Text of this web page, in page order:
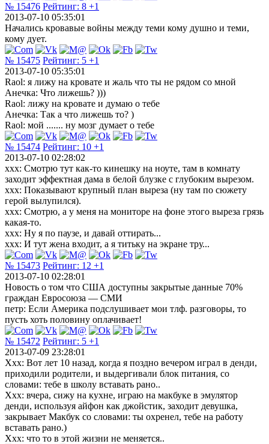
№ 15476 Рейтинг: 8 +1
2013-07-10 05:35:01
Начались кровавые войны между теми кому душно и теми,
кому дует.
№ 15475 Рейтинг: 5 +1
2013-07-10 05:35:01
Raol: я лижу на кровате и жаль что ты не рядом со мной
Анечка: Что лижешь? )))
Raol: лижу на кровате и думаю о тебе
Анечка: Так а что лижешь то? )
Raol: мой ....... ну мозг думает о тебе
№ 15474 Рейтинг: 10 +1
2013-07-10 02:28:02
xxx: Смотрю тут как-то кинешку на ноуте, там в комнату
заходит эффектная дама в белой блузке с глубоким вырезом.
xxx: Показывают крупный план выреза (ну там по сюжету
герой вылупился).
xxx: Смотрю, а у меня на мониторе на фоне этого выреза грязь
какая-то.
xxx: Ну я по паузе, и давай оттирать...
xxx: И тут жена входит, а я титьку на экране тру...
№ 15473 Рейтинг: 12 +1
2013-07-10 02:28:01
Новость о том что США доступны закрытые данные 70%
граждан Евросоюза — СМИ
петр: Если Америка подслушивает мои тлф. разговоры, то
пусть хоть половину оплачивает!
№ 15472 Рейтинг: 5 +1
2013-07-09 23:28:01
Xxx: Вот лет 10 назад, когда я поздно вечером играл в денди,
приходили родители, и выдергивали блок питания, со
словами: тебе в школу вставать рано..
Ххх: вчера, сижу на кухне, играю на макбуке в эмулятор
денди, используя айфон как джойстик, заходит девушка,
закрывает Макбук со словами: ты охренел, тебе на работу
вставать рано.)
Xxx: что то в этой жизни не меняется..